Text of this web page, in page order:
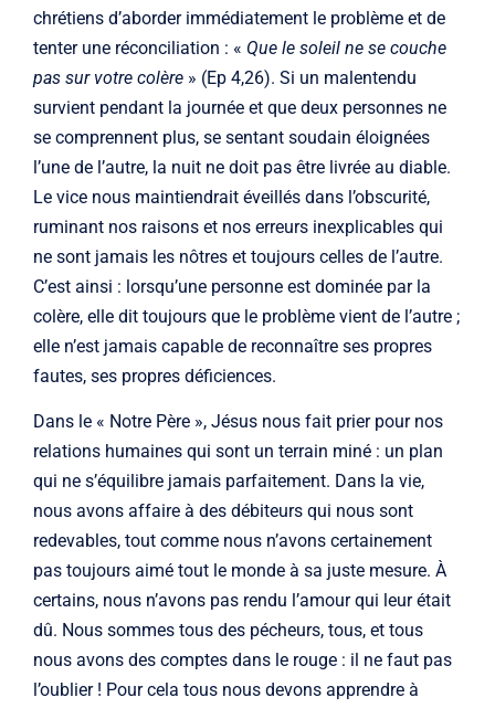
chrétiens d’aborder immédiatement le problème et de
tenter une réconciliation : « Que le soleil ne se couche
pas sur votre colère » (Ep 4,26). Si un malentendu
survient pendant la journée et que deux personnes ne
se comprennent plus, se sentant soudain éloignées
l’une de l’autre, la nuit ne doit pas être livrée au diable.
Le vice nous maintiendrait éveillés dans l’obscurité,
ruminant nos raisons et nos erreurs inexplicables qui
ne sont jamais les nôtres et toujours celles de l’autre.
C’est ainsi : lorsqu’une personne est dominée par la
colère, elle dit toujours que le problème vient de l’autre ;
elle n’est jamais capable de reconnaître ses propres
fautes, ses propres déficiences.
Dans le « Notre Père », Jésus nous fait prier pour nos
relations humaines qui sont un terrain miné : un plan
qui ne s’équilibre jamais parfaitement. Dans la vie,
nous avons affaire à des débiteurs qui nous sont
redevables, tout comme nous n’avons certainement
pas toujours aimé tout le monde à sa juste mesure. À
certains, nous n’avons pas rendu l’amour qui leur était
dû. Nous sommes tous des pécheurs, tous, et tous
nous avons des comptes dans le rouge : il ne faut pas
l’oublier ! Pour cela tous nous devons apprendre à